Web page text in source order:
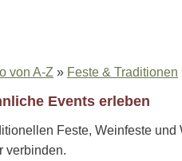
von A-Z » Feste & Traditionen
Events erleben
Feste, Weinfeste
verbinden.